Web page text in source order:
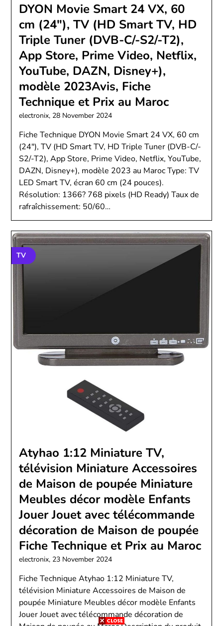
DYON Movie Smart 24 VX, 60
cm (24″), TV (HD Smart TV, HD
Triple Tuner (DVB-C/-S2/-T2),
App Store, Prime Video, Netflix,
YouTube, DAZN, Disney+),
modèle 2023Avis, Fiche
Technique et Prix au Maroc
electronix, 28 November 2024
Fiche Technique DYON Movie Smart 24 VX, 60 cm
(24″), TV (HD Smart TV, HD Triple Tuner (DVB-C/-
S2/-T2), App Store, Prime Video, Netflix, YouTube,
DAZN, Disney+), modèle 2023 au Maroc Type: TV
LED Smart TV, écran 60 cm (24 pouces).
Résolution: 1366? 768 pixels (HD Ready) Taux de
rafraîchissement: 50/60…
TV
Atyhao 1:12 Miniature TV,
télévision Miniature Accessoires
de Maison de poupée Miniature
Meubles décor modèle Enfants
Jouer Jouet avec télécommande
décoration de Maison de poupée
Fiche Technique et Prix au Maroc
electronix, 23 November 2024
Fiche Technique Atyhao 1:12 Miniature TV,
télévision Miniature Accessoires de Maison de
poupée Miniature Meubles décor modèle Enfants
Jouer Jouet avec télécommande décoration de